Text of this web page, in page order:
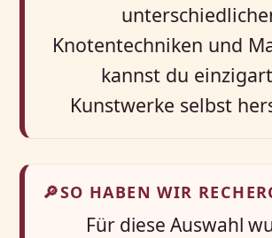
Knotentechniken und
kannst du
Kunstwerke selbst
🔎SO HABEN WIR
Für diese Auswahl